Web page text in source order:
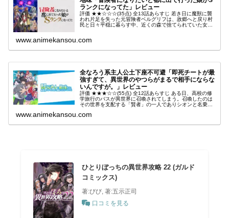
ランクになってた」レビュー
評価 ★★☆☆☆(35点) 全13話あらすじ 若き日に魔獣に襲
われ片足を失った元冒険者ベルグリフは、故郷へと戻り村
民と日々平穏に暮らす中、近くの森で捨てられていた女の
www.animekansou.com
全なろう系主人公土下座不可避「即死チートが最
強すぎて、異世界のやつらがまるで相手にならな
いんですが。」レビュー
評価 ★★★☆☆(55点) 全12話あらすじ ある日、高校の修
学旅行のバスが異世界に召喚されてしまう。召喚したのは
その世界を支配する「賢者」の一人でありシオンと名乗る
たな賢者候補として彼ら...
www.animekansou.com
ひとりぼっちの異世界攻略 22 (ガルド
コミックス)
著:びび, 著:五示正司
口コミを見る